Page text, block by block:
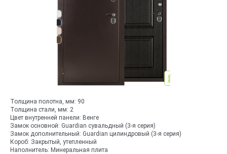
Толщина полотна, мм: 90
Толщина стали, мм: 2
Цвет внутренней панели: Венге
Замок основной: Guardian сувальдный (3-я серия)
Замок дополнительный: Guardian цилиндровый (3-я серия)
Короб: Закрытый, утепленный
Наполнитель: Минеральная плита